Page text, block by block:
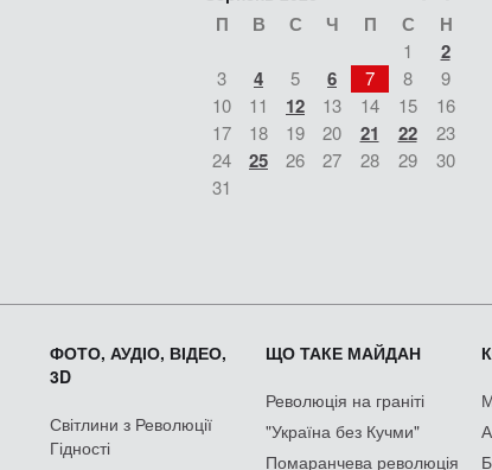
П В С Ч П С Н
1 2
3 4 5 6 7 8
9
10
11 12 13 14 15
16
17
18 19 20 21 22
23
24
25 26 27 28 29
30
31
ФОТО, АУДІО, ВІДЕО,
3D
Світлини з Революції
Гідності
ЩО ТАКЕ МАЙДАН
Революція на граніті
"Україна без Кучми"
Помаранчева революція